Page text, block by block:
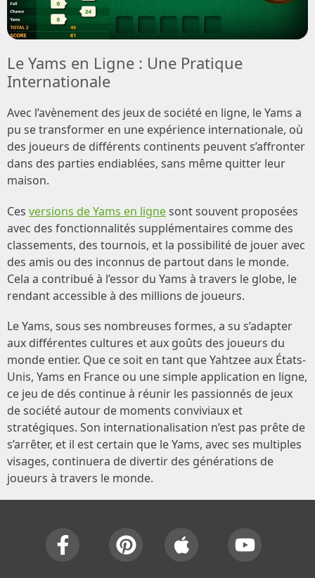
Le Yams en Ligne : Une Pratique
Internationale
Avec l’avènement des jeux de société en ligne, le Yams a
pu se transformer en une expérience internationale, où
des joueurs de différents continents peuvent s’affronter
dans des parties endiablées, sans même quitter leur
maison.
Ces versions de Yams en lignesont souvent proposées
avec des fonctionnalités supplémentaires comme des
classements, des tournois, et la possibilité de jouer avec
des amis ou des inconnus de partout dans le monde.
Cela a contribué à l’essor du Yams à travers le globe, le
rendant accessible à des millions de joueurs.
Le Yams, sous ses nombreuses formes, a su s’adapter
aux différentes cultures et aux goûts des joueurs du
monde entier. Que ce soit en tant que Yahtzee aux États-
Unis, Yams en France ou une simple application en ligne,
ce jeu de dés continue à réunir les passionnés de jeux
de société autour de moments conviviaux et
stratégiques. Son internationalisation n’est pas prête de
s’arrêter, et il est certain que le Yams, avec ses multiples
visages, continuera de divertir des générations de
joueurs à travers le monde.